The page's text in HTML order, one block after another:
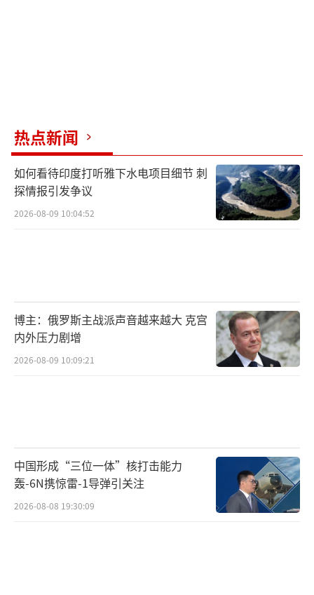
热点新闻
如何看待印度打听雅下水电项目细节 刺
探情报引发争议
2026-08-09 10:04:52
博主：俄罗斯主战派声音越来越大 克宫
内外压力剧增
2026-08-09 10:09:21
中国形成“三位一体”核打击能力
轰-6N携惊雷-1导弹引关注
2026-08-08 19:30:09